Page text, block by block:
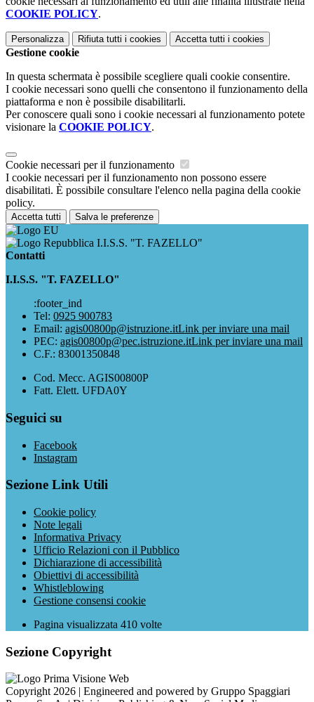
COOKIE POLICY.
Personalizza Rifiuta tutti i cookies Accetta tutti i cookies
Gestione cookie
In questa schermata è possibile scegliere quali cookie consentire.
I cookie necessari sono quelli che consentono il funzionamento della
piattaforma e non è possibile disabilitarli.
Per conoscere quali sono i cookie necessari al funzionamento potete
visionare la COOKIE POLICY.
Cookie necessari per il funzionamento
I cookie necessari per il funzionamento non possono essere
disabilitati. È possibile consultare l'elenco nella pagina della cookie
policy.
Accetta tutti Salva le preferenze
I.I.S.S. "T. FAZELLO"
Contatti
I.I.S.S. "T. FAZELLO"
:footer_ind
Tel: 0925 900783
Email: agis00800p@istruzione.itLink per inviare una mail
PEC: agis00800p@pec.istruzione.itLink per inviare una mail
C.F.: 83001350848
Cod. Mecc. AGIS00800P
Fatt. Elett. UFDA0Y
Seguici su
Facebook
Instagram
Sezione Link Utili
Cookie policy
Note legali
Informativa Privacy
Ufficio Relazioni con il Pubblico
Dichiarazione di accessibilità
Obiettivi di accessibilità
Whistleblowing
Gestione consensi cookie
Pagina visualizzata 410 volte
Sezione Copyright
Copyright 2026 | Engineered and powered by Gruppo Spaggiari